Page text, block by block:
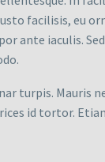
facilisis, eu
ante iaculis.
turpis. Mauris
id tortor.